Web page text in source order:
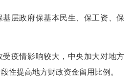
基层政府保基本民生、保工资、保
受疫情影响较大，中央加大对地方
性提高地方财政资金留用比例。